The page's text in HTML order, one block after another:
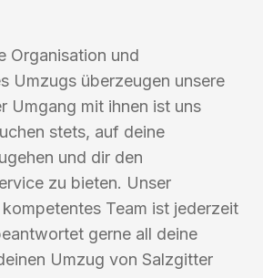
Organisation und
Umzugs überzeugen unsere
Umgang mit ihnen ist uns
stets, auf deine
und dir den
zu bieten. Unser
Team ist jederzeit
gerne all deine
Umzug von Salzgitter